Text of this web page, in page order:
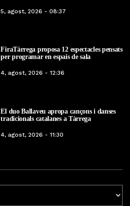
5, agost, 2026 - 08:37
FiraTàrrega proposa 12 espectacles pensats
per programar en espais de sala
4, agost, 2026 - 12:36
El duo Ballaveu apropa cançons i danses
tradicionals catalanes a Tàrrega
4, agost, 2026 - 11:30